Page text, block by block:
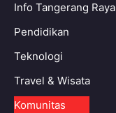
Info Tangerang Raya
Pendidikan
Teknologi
Travel & Wisata
Komunitas